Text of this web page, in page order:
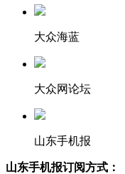
大众海蓝
大众网论坛
山东手机报
山东手机报订阅方式：